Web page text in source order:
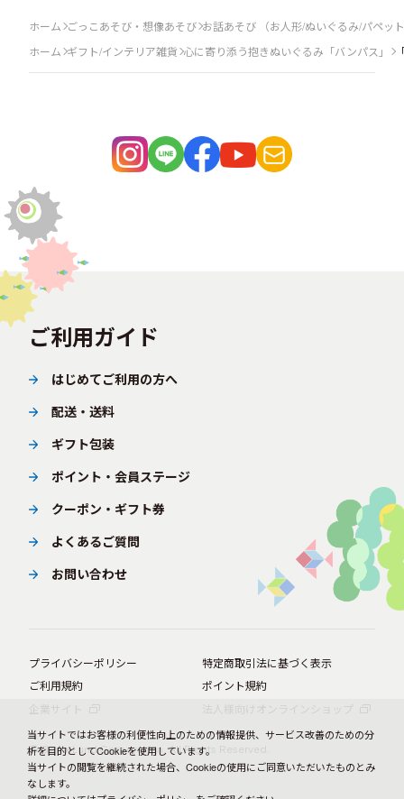
ホーム ごっこあそび・想像あそび お話あそび （お人形/ぬいぐるみ/パペッ
ホーム ギフト/インテリア雑貨 心に寄り添う抱きぬいぐるみ「バンパス」
ご利用ガイド
はじめてご利用の方へ
配送・送料
ギフト包装
ポイント・会員ステージ
クーポン・ギフト券
よくあるご質問
お問い合わせ
プライバシーポリシー
特定商取引法に基づく表示
ご利用規約
ポイント規約
© BørneLund Corporation. All Rights Reserved.
当サイトではお客様の利便性向上のための情報提供、サービス改善のための分
析を目的としてCookieを使用しています。
当サイトの閲覧を継続された場合、Cookieの使用にご同意いただいたものとみ
なします。